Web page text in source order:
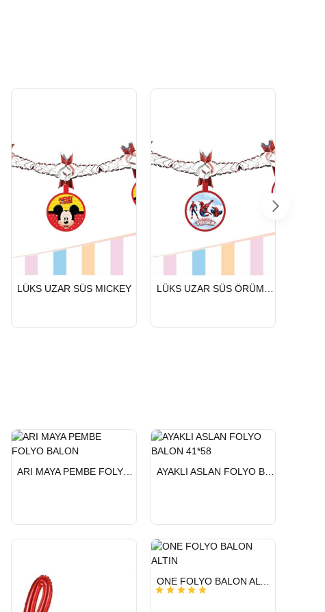
GÖNDERİ
LÜKS UZAR SÜS MICKEY
GÖNDERİ
GÖNDERİ
GÖNDERİ
AYAKLI ASLAN FOLYO BALON 41*58
GÖNDERİ